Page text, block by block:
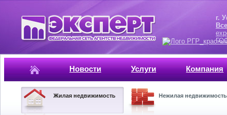
г. Уфа, ул.
ГОСТ, ISO
Новости Услуги Компания
Жилая недвижимость Нежилая недвижимость